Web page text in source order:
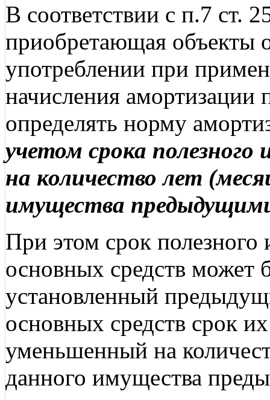
В соответствии с п.7 ст.
приобретающая объекты
употреблении при
начисления амортизации
определять норму
учетом срока полезного
на количество лет
имущества
При этом срок полезного
основных средств может
установленный
основных средств срок
уменьшенный на
данного имущества